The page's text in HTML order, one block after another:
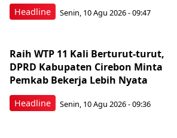
Headline Senin, 10 Agu 2026 - 09:47
Headline
Raih WTP 11 Kali Berturut-turut,
DPRD Kabupaten Cirebon Minta
Pemkab Bekerja Lebih Nyata
Senin, 10 Agu 2026 - 09:36